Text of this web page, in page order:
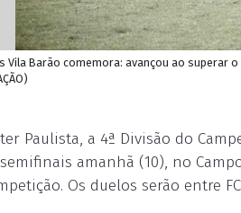
Vila Barão comemora: avançou ao superar o
Paulista, a 4ª Divisão do
amanhã (10), no
Os duelos serão entre